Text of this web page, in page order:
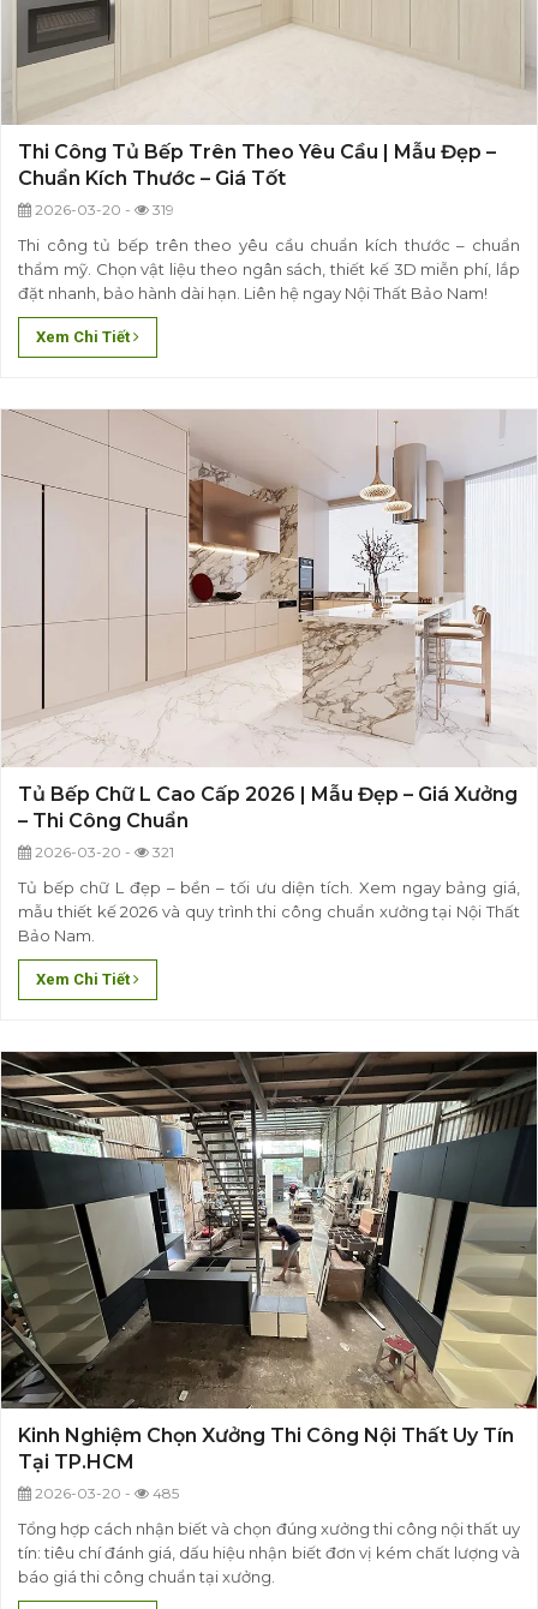
Thi Công Tủ Bếp Trên Theo Yêu Cầu | Mẫu Đẹp –
Chuẩn Kích Thước – Giá Tốt
2026-03-20 - 319
Thi công tủ bếp trên theo yêu cầu chuẩn kích thước – chuẩn
thẩm mỹ. Chọn vật liệu theo ngân sách, thiết kế 3D miễn phí, lắp
đặt nhanh, bảo hành dài hạn. Liên hệ ngay Nội Thất Bảo Nam!
Xem Chi Tiết
Tủ Bếp Chữ L Cao Cấp 2026 | Mẫu Đẹp – Giá Xưởng
– Thi Công Chuẩn
2026-03-20 - 321
Tủ bếp chữ L đẹp – bền – tối ưu diện tích. Xem ngay bảng giá,
mẫu thiết kế 2026 và quy trình thi công chuẩn xưởng tại Nội Thất
Bảo Nam.
Xem Chi Tiết
Kinh Nghiệm Chọn Xưởng Thi Công Nội Thất Uy Tín
Tại TP.HCM
2026-03-20 - 485
Tổng hợp cách nhận biết và chọn đúng xưởng thi công nội thất uy
tín: tiêu chí đánh giá, dấu hiệu nhận biết đơn vị kém chất lượng và
báo giá thi công chuẩn tại xưởng.